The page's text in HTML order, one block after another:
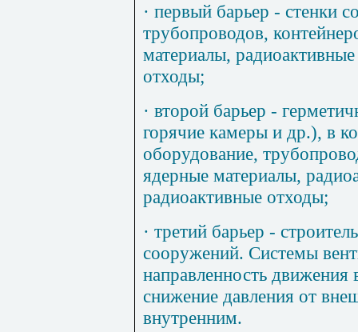
· первый барьер - стенки
трубопроводов,
материалы,
отходы;
· второй барьер -
горячие камеры и др.), в
оборудование,
ядерные материалы,
радиоактивные отходы;
· третий барьер -
сооружений. Системы
направленность
снижение давления от
внутренним.